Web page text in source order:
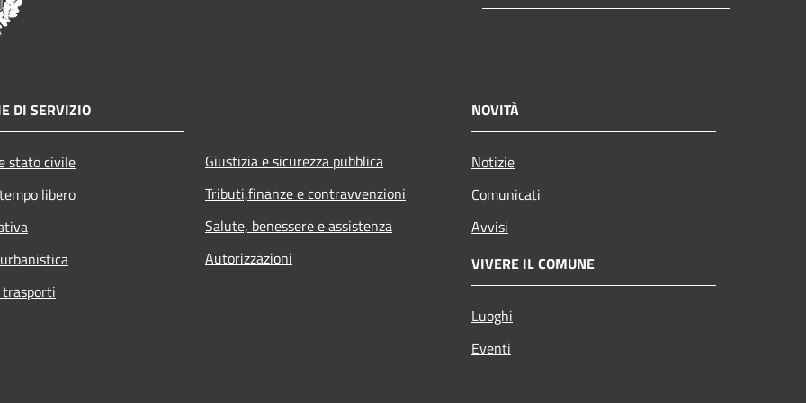
DI SERVIZIO
stato civile
libero
Giustizia e sicurezza pubblica
Tributi,finanze e contravvenzioni
Salute, benessere e assistenza
Autorizzazioni
NOVITÀ
Notizie
Comunicati
Avvisi
VIVERE IL COMUNE
Luoghi
Eventi